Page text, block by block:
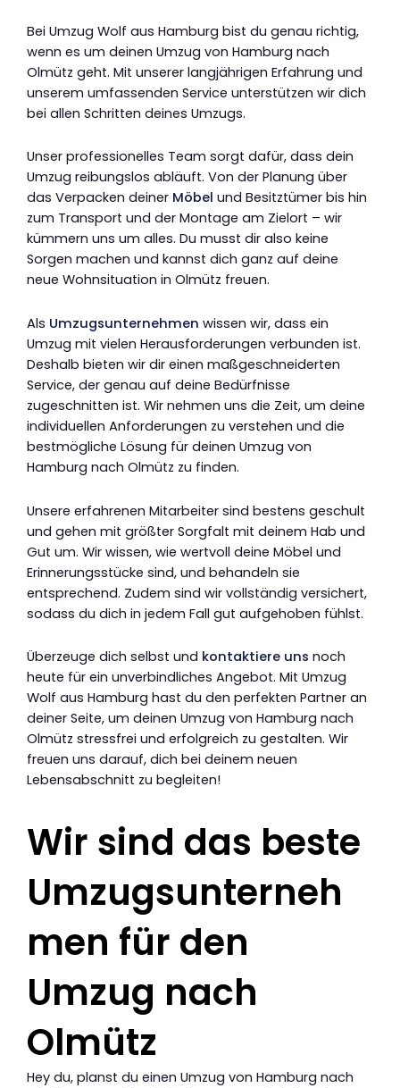
Bei Umzug Wolf aus Hamburg bist du genau richtig,
wenn es um deinen Umzug von Hamburg nach
Olmütz geht. Mit unserer langjährigen Erfahrung und
unserem umfassenden Service unterstützen wir dich
bei allen Schritten deines Umzugs.
Unser professionelles Team sorgt dafür, dass dein
Umzug reibungslos abläuft. Von der Planung über
das Verpacken deiner Möbel und Besitztümer bis hin
zum Transport und der Montage am Zielort – wir
kümmern uns um alles. Du musst dir also keine
Sorgen machen und kannst dich ganz auf deine
neue Wohnsituation in Olmütz freuen.
Als Umzugsunternehmen wissen wir, dass ein
Umzug mit vielen Herausforderungen verbunden ist.
Deshalb bieten wir dir einen maßgeschneiderten
Service, der genau auf deine Bedürfnisse
zugeschnitten ist. Wir nehmen uns die Zeit, um deine
individuellen Anforderungen zu verstehen und die
bestmögliche Lösung für deinen Umzug von
Hamburg nach Olmütz zu finden.
Unsere erfahrenen Mitarbeiter sind bestens geschult
und gehen mit größter Sorgfalt mit deinem Hab und
Gut um. Wir wissen, wie wertvoll deine Möbel und
Erinnerungsstücke sind, und behandeln sie
entsprechend. Zudem sind wir vollständig versichert,
sodass du dich in jedem Fall gut aufgehoben fühlst.
Überzeuge dich selbst und kontaktiere uns noch
heute für ein unverbindliches Angebot. Mit Umzug
Wolf aus Hamburg hast du den perfekten Partner an
deiner Seite, um deinen Umzug von Hamburg nach
Olmütz stressfrei und erfolgreich zu gestalten. Wir
freuen uns darauf, dich bei deinem neuen
Lebensabschnitt zu begleiten!
Wir sind das beste
Umzugsunterneh
men für den
Umzug nach
Olmütz
Hey du, planst du einen Umzug von Hamburg nach